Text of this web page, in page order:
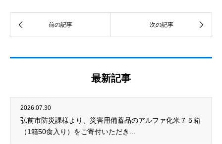
最新記事
2026.07.30
弘前市防災課様より、災害用備蓄品のアルファ化米７５箱
（1箱50食入り）をご寄付いただき...